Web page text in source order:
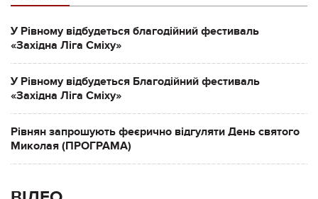
У Рівному відбудеться благодійний фестиваль
«Західна Ліга Сміху»
У Рівному відбудеться Благодійний фестиваль
«Західна Ліга Сміху»
Рівнян запрошують феєрично відгуляти День святого
Миколая (ПРОГРАМА)